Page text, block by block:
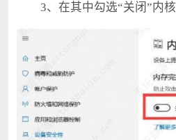
3、在其中勾选“关闭”内核